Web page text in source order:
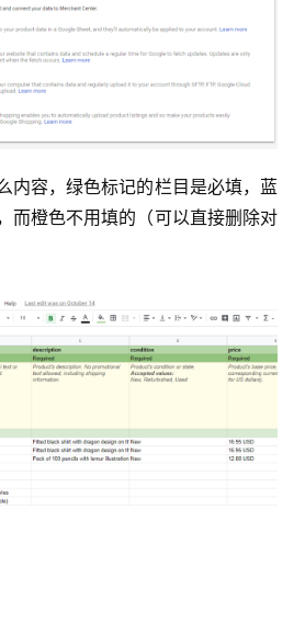
内容，绿色标记的栏目是必填，蓝
而橙色不用填的（可以直接删除对